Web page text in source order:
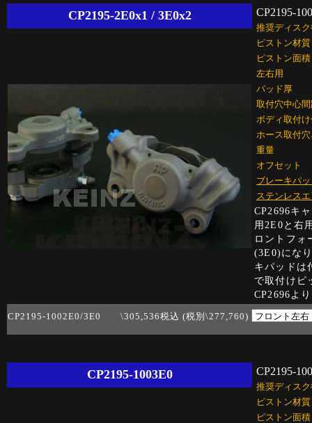
CP2195-2E0x1 / 3E0x2 CP2195-
推奨ディス
ピストン材質
ピストン面積
左右用
パッド厚
取付穴中心
ボディ取付
ホース取付
重量
オフセット
ブレーキパ
ステンレス
CP2696キ
用2E0と右
ロントフォ
(3E0)にな
キパッドは
で取付けピ
CP2696よ
CP2195-1002E0/3E0 \305,536税込 (税別\277,760)
CP2195-1003E0 CP2195-
推奨ディス
ピストン材質
ピストン面積